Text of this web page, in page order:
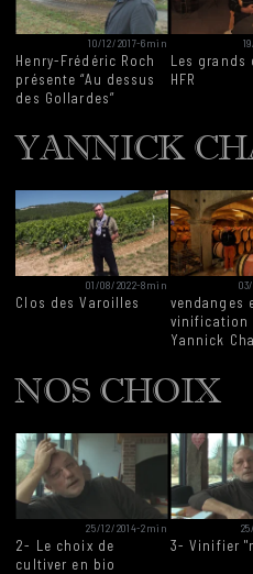
10/12/2017-6min
Henry-Frédéric Roch
présente “Au dessus
des Gollardes”
Les grands
HFR
YANNICK
01/08/2022-8min
Clos des Varoilles
vendanges
vinification
Yannick
NOS CHOIX
25/12/2014-2min
2- Le choix de
cultiver en bio
3- Vinifier